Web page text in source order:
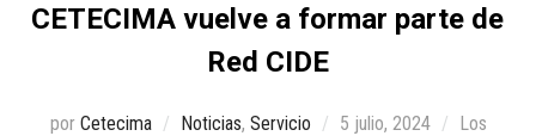
CETECIMA vuelve a formar parte de
Red CIDE
por Cetecima Noticias, Servicio 5 julio, 2024
Los